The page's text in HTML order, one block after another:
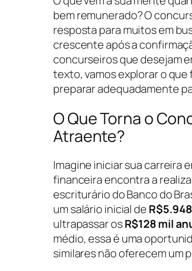
bem remunerado? O
resposta para muitos em
crescente após a
concurseiros que desejam
texto, vamos explorar o
preparar adequadamente
O Que Torna o
Atraente?
Imagine iniciar sua carreira
financeira encontra a
escriturário do Banco do
um salário inicial de
ultrapassar osR$128 mil
médio, essa é uma
similares não oferecem um